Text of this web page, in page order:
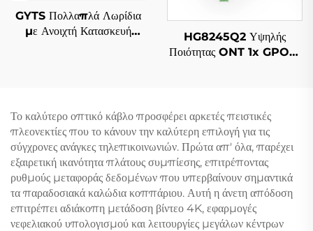
GYTS Πολλαπλά Λωρίδια
με Ανοιχτή Κατασκευή
HG8245Q2 Υψηλής
Ποιότητας ONT 1x GPON,
Το καλύτερο οπτικό κάβλο προσφέρει αρκετές πειστικές
πλεονεκτίες που το κάνουν την καλύτερη επιλογή για τις
σύγχρονες ανάγκες τηλεπικοινωνιών. Πρώτα απ' όλα, παρέχει
εξαιρετική ικανότητα πλάτους συμπίεσης, επιτρέποντας
ρυθμούς μεταφοράς δεδομένων που υπερβαίνουν σημαντικά
τα παραδοσιακά καλώδια κοππάριου. Αυτή η άνετη απόδοση
επιτρέπει αδιάκοπη μετάδοση βίντεο 4K, εφαρμογές
νεφελιακού υπολογισμού και λειτουργίες μεγάλων κέντρων